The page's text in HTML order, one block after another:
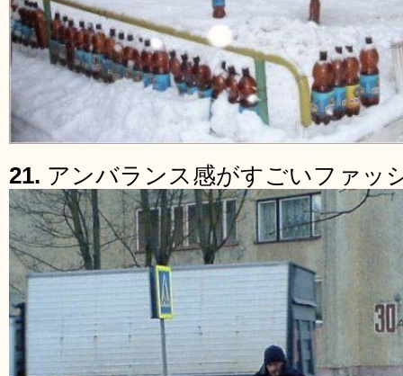
21. アンバランス感がすごいファッ